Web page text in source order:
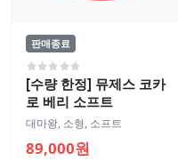
판매종료
[수량 한정] 뮤제스 코카
로 베리 소프트
대마왕, 소형, 소프트
89,000원